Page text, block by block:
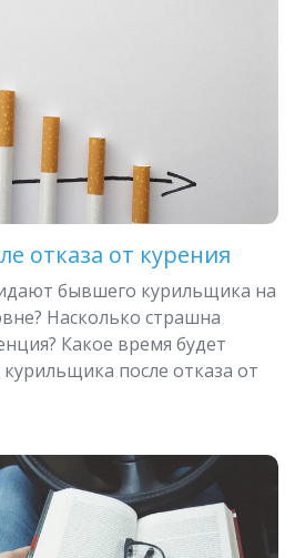
отказа от курения
бывшего курильщика на
Насколько страшна
Какое время будет
после отказа от